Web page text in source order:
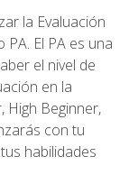
la Evaluación
El PA es una
el nivel de
en la
High Beginner,
con tu
habilidades